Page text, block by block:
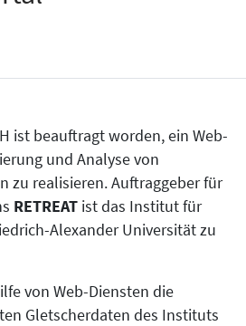
ist beauftragt worden, ein Web-
und Analyse von
zu realisieren. Auftraggeber für
RETREAT ist das Institut für
Alexander Universität zu
von Web-Diensten die
Gletscherdaten des Instituts